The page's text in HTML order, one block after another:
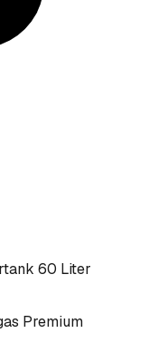
60 Liter
Premium